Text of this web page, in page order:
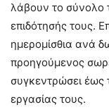
λάβουν το σύνολο
επιδότησής τους.
ημερομίσθια ανά
προηγούμενος
συγκεντρώσει έως
εργασίας τους.